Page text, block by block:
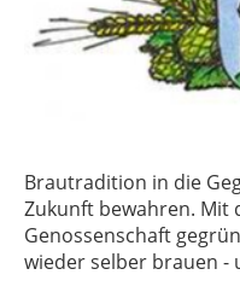
Brautradition in die
Zukunft bewahren. Mit
Genossenschaft
wieder selber brauen -